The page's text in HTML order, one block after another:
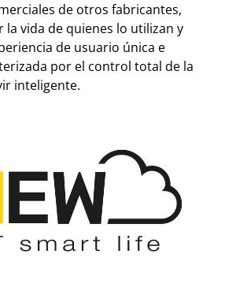
de otros fabricantes,
la vida de quienes lo utilizan y
de usuario única e
por el control total de la
inteligente.